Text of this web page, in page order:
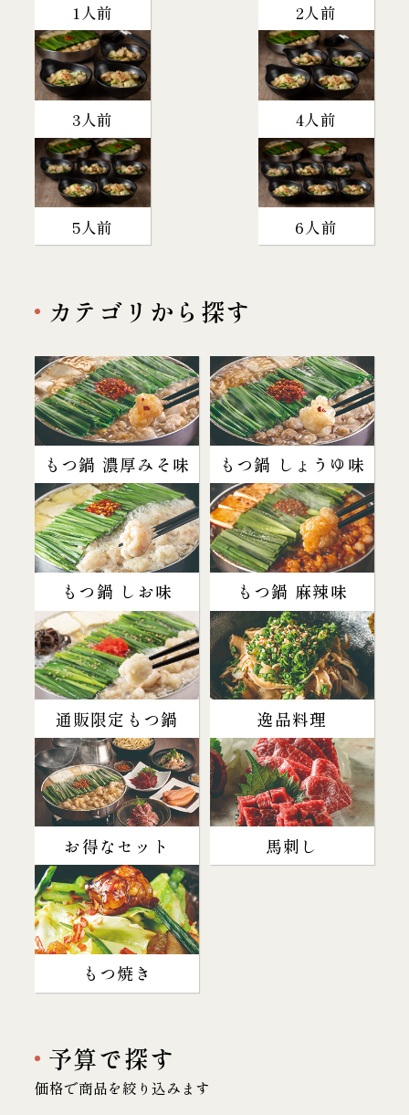
1人前 2人前
3人前 4人前
5人前 6人前
カテゴリから探す
もつ鍋 濃厚みそ味 もつ鍋 しょうゆ味
もつ鍋 しお味 もつ鍋 麻辣味
通販限定もつ鍋 逸品料理
お得なセット 馬刺し
もつ焼き
予算で探す
価格で商品を絞り込みます